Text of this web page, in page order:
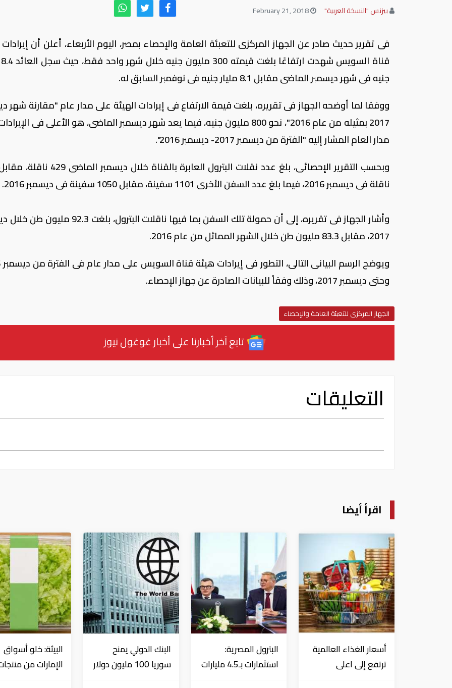
بيزنس "النسخة العربية"
فى تقرير حديث صادر عن الجهاز المركزى للتعبئة العامة والإحصاء بمصر، اليوم الأربعاء، أعلن أن
جنيه فى شهر ديسمبر الماضى مقابل 8.1 مليار جنيه فى نوفمبر السابق له.
ووفقا لما أوضحه الجهاز فى تقريره، بلغت قيمة الارتفاع فى إيرادات الهيئة على مدار عام "مقارنة شهر
2017 بمثيله من عام 2016"، نحو 800 مليون جنيه، فيما يعد شهر ديسمبر الماضى، هو الأعلى فى
مدار العام المشار إليه "الفترة من ديسمبر 2017- ديسمبر 2016".
ناقلة فى ديسمبر 2016، فيما بلغ عدد السفن الأخرى 1101 سفينة، مقابل 1050 سفينة فى ديسمبر 2016.
وأشار الجهاز فى تقريره، إلى أن حمولة تلك السفن بما فيها ناقلات البترول،
2017، مقابل 83.3 مليون طن خلال الشهر المماثل من عام 2016.
وحتى ديسمبر 2017، وذلك وفقاً للبيانات الصادرة عن جهاز الإحصاء.
الجهاز المركزى للتعبئة العامة والإحصاء
تابع آخر أخبارنا على أخبار غوغول نيوز
التعليقات
اقرأ أيضا
أسعار الغذاء العالمية
ترتفع إلى اعلى
البترول المصرية:
استثمارات بـ4.5 مليارات
البنك الدولي يمنح
سوريا 100 مليون دولار
البيئة: خلو أسواق
الإمارات من